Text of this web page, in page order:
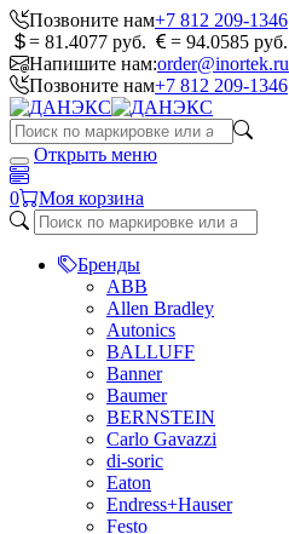
Позвоните нам+7 812 209-1346
= 81.4077 руб.
= 94.0585 руб.
Напишите нам:order@inortek.ru
Позвоните нам+7 812 209-1346
Открыть меню
0 Моя корзина
Бренды
ABB
Allen Bradley
Autonics
BALLUFF
Banner
Baumer
BERNSTEIN
Carlo Gavazzi
di-soric
Eaton
Endress+Hauser
Festo